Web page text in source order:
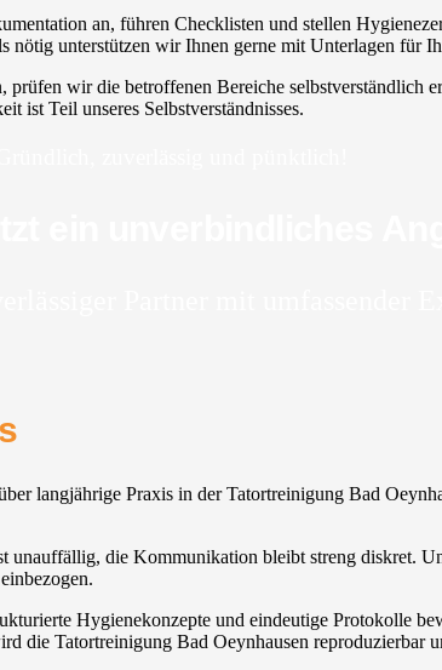
an, führen Checklisten und stellen
unterstützen wir Ihnen gerne mit Unterlagen für
wir die betroffenen Bereiche selbstverständlich
ist Teil unseres Selbstverständnisses.
langjährige Praxis in der Tatortreinigung Bad
die Kommunikation bleibt streng diskret.
Hygienekonzepte und eindeutige Protokolle
die Tatortreinigung Bad Oeynhausen reproduzierbar